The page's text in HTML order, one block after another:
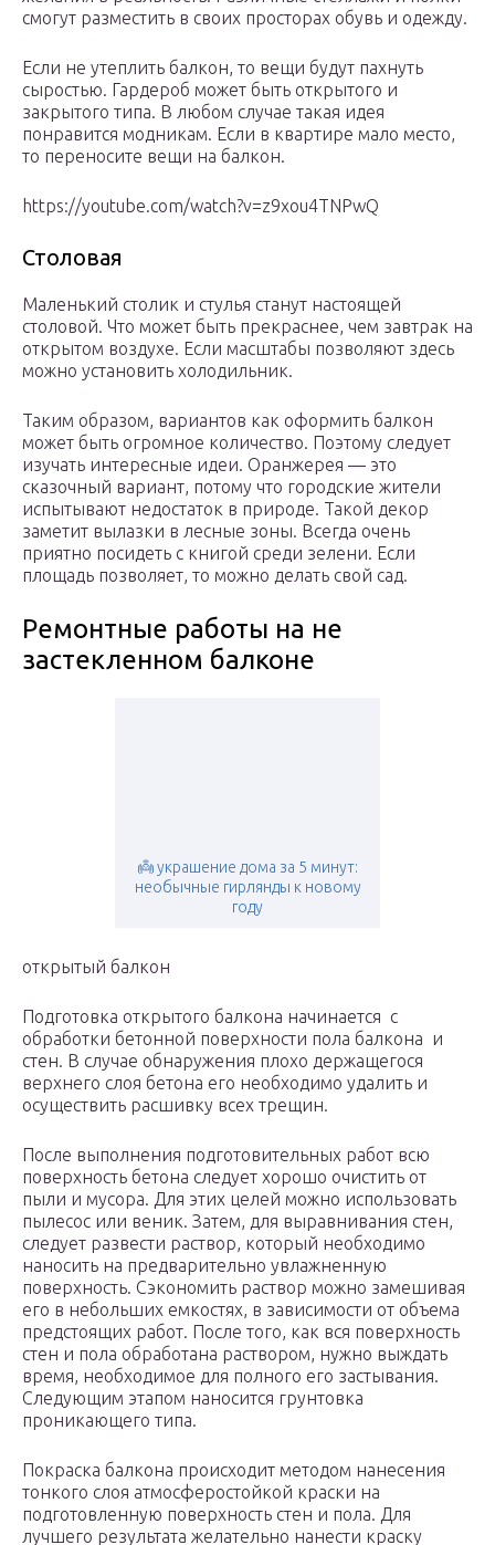
смогут разместить в своих просторах обувь и одежду.
Если не утеплить балкон, то вещи будут пахнуть
сыростью. Гардероб может быть открытого и
закрытого типа. В любом случае такая идея
понравится модникам. Если в квартире мало место,
то переносите вещи на балкон.
https://youtube.com/watch?v=z9xou4TNPwQ
Столовая
Маленький столик и стулья станут настоящей
столовой. Что может быть прекраснее, чем завтрак на
открытом воздухе. Если масштабы позволяют здесь
можно установить холодильник.
Таким образом, вариантов как оформить балкон
может быть огромное количество. Поэтому следует
изучать интересные идеи. Оранжерея — это
сказочный вариант, потому что городские жители
испытывают недостаток в природе. Такой декор
заметит вылазки в лесные зоны. Всегда очень
приятно посидеть с книгой среди зелени. Если
площадь позволяет, то можно делать свой сад.
Ремонтные работы на не
застекленном балконе
👼 украшение дома за 5 минут:
необычные гирлянды к новому
году
открытый балкон
Подготовка открытого балкона начинается с
обработки бетонной поверхности пола балкона и
стен. В случае обнаружения плохо держащегося
верхнего слоя бетона его необходимо удалить и
осуществить расшивку всех трещин.
После выполнения подготовительных работ всю
поверхность бетона следует хорошо очистить от
пыли и мусора. Для этих целей можно использовать
пылесос или веник. Затем, для выравнивания стен,
следует развести раствор, который необходимо
наносить на предварительно увлажненную
поверхность. Сэкономить раствор можно замешивая
его в небольших емкостях, в зависимости от объема
предстоящих работ. После того, как вся поверхность
стен и пола обработана раствором, нужно выждать
время, необходимое для полного его застывания.
Следующим этапом наносится грунтовка
проникающего типа.
Покраска балкона происходит методом нанесения
тонкого слоя атмосферостойкой краски на
подготовленную поверхность стен и пола. Для
лучшего результата желательно нанести краску